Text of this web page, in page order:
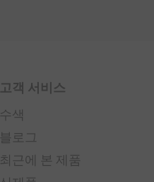
고객 서비스
수색
블로그
최근에 본 제품